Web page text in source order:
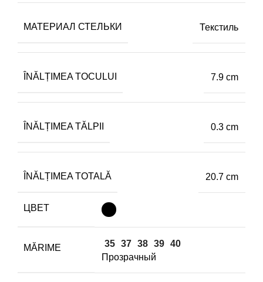
МАТЕРИАЛ СТЕЛЬКИ Текстиль
ÎNĂLȚIMEA TOCULUI 7.9 cm
ÎNĂLȚIMEA TĂLPII 0.3 cm
ÎNĂLȚIMEA TOTALĂ 20.7 cm
ЦВЕТ
MĂRIME 35 37 38 39 40
Прозрачный